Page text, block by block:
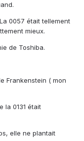
0057 était tellement
mieux.
de Toshiba.
Frankenstein ( mon
la 0131 était
elle ne plantait